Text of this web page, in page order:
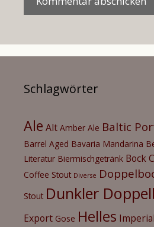
Schlagwörter
Ale Alt Amber Ale Baltic
Barrel Aged Bavaria Mandarina
Literatur Biermischgetränk Bock
Coffee Stout Diverse
Stout Dunkler
Export Gose Helles